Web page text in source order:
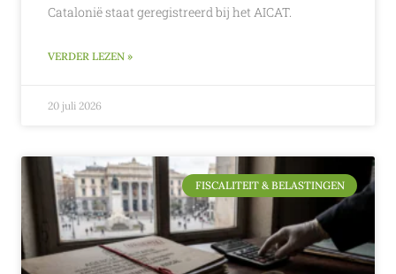
Catalonië staat geregistreerd bij het AICAT.
VERDER LEZEN »
20 juli 2026
FISCALITEIT & BELASTINGEN